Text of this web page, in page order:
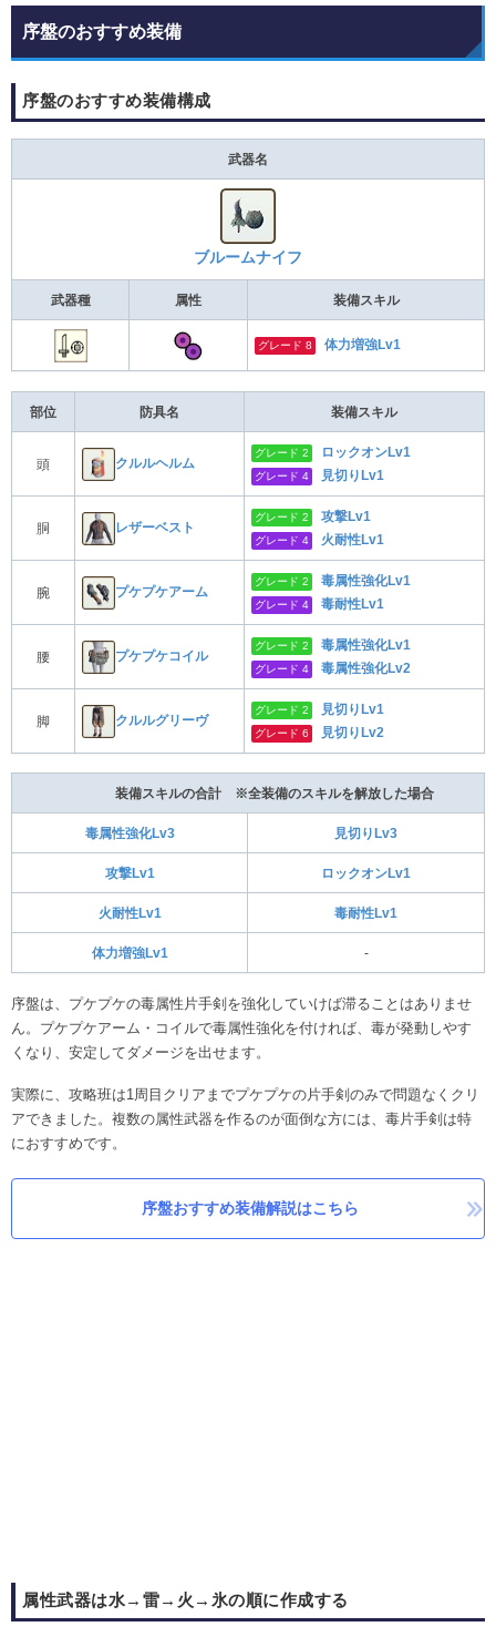
序盤のおすすめ装備
序盤のおすすめ装備構成
武器名
ブルームナイフ
武器種 属性 装備スキル
グレード 8 体力増強Lv1
部位 防具名 装備スキル
頭 クルルヘルム
グレード 2 ロックオンLv1
グレード 4 見切りLv1
胴 レザーベスト
グレード 2 攻撃Lv1
グレード 4 火耐性Lv1
腕 プケプケアーム
グレード 2 毒属性強化Lv1
グレード 4 毒耐性Lv1
腰 プケプケコイル
グレード 2 毒属性強化Lv1
グレード 4 毒属性強化Lv2
脚 クルルグリーヴ
グレード 2 見切りLv1
グレード 6 見切りLv2
装備スキルの合計 ※全装備のスキルを解放した場合
毒属性強化Lv3 見切りLv3
攻撃Lv1 ロックオンLv1
火耐性Lv1 毒耐性Lv1
体力増強Lv1 ‐
序盤は、プケプケの毒属性片手剣を強化していけば滞ることはありませ
ん。プケプケアーム・コイルで毒属性強化を付ければ、毒が発動しやす
くなり、安定してダメージを出せます。
実際に、攻略班は1周目クリアまでプケプケの片手剣のみで問題なくクリ
アできました。複数の属性武器を作るのが面倒な方には、毒片手剣は特
におすすめです。
序盤おすすめ装備解説はこちら
属性武器は水→雷→火→氷の順に作成する